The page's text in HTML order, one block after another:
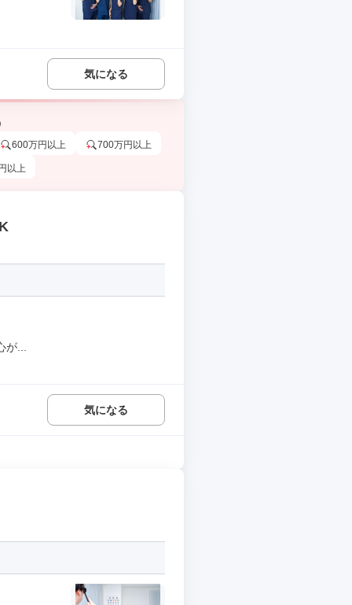
気になる
600万円以上 700万円以上
以上
...
気になる